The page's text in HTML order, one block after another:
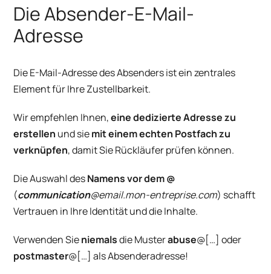
Die Absender-E-Mail-
Adresse
Die E-Mail-Adresse des Absendersist ein zentrales
Element für Ihre Zustellbarkeit.
Wir empfehlen Ihnen,eine dedizierte Adresse zu
erstellen und siemit einem echten Postfach zu
verknüpfen, damit Sie Rückläufer prüfen können.
Die Auswahl desNamens vor dem @
(communication@email.mon-entreprise.com) schafft
Vertrauen in Ihre Identität und die Inhalte.
Verwenden Sieniemalsdie Musterabuse@[…] oder
postmaster@[…] als Absenderadresse!